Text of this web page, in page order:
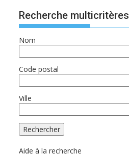
Recherche multicritères
Nom
Code postal
Ville
Aide à la recherche